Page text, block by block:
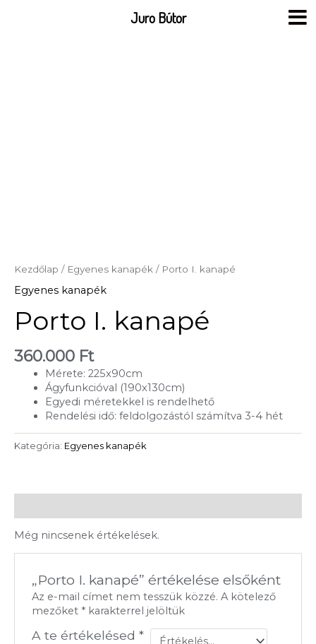
Kezdőlap / Egyenes kanapék / Porto I. kanapé
Egyenes kanapék
Porto I. kanapé
360.000 Ft
Mérete: 225x90cm
Ágyfunkcióval (190x130cm)
Egyedi méretekkel is rendelhető
Rendelési idő: feldolgozástól számítva 3-4 hét
Kategória: Egyenes kanapék
Még nincsenek értékelések.
„Porto I. kanapé” értékelése elsőként
Az e-mail címet nem tesszük közzé. A kötelező
mezőket * karakterrel jelöltük
A te értékelésed*
Juro Bútor